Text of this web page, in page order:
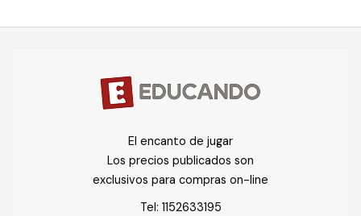
El encanto de jugar
Los precios publicados son
exclusivos para compras on-line
Tel: 1152633195